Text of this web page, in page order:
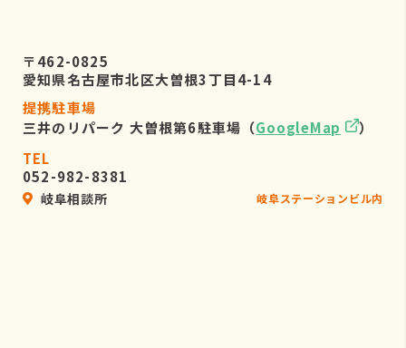
〒462-0825
愛知県名古屋市北区大曽根3丁目4-14
提携駐車場
三井のリパーク 大曽根第6駐車場（GoogleMap
）
TEL
052-982-8381
岐阜相談所 岐阜ステーションビル内